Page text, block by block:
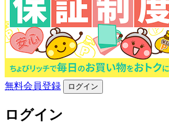
無料会員登録 ログイン
ログイン